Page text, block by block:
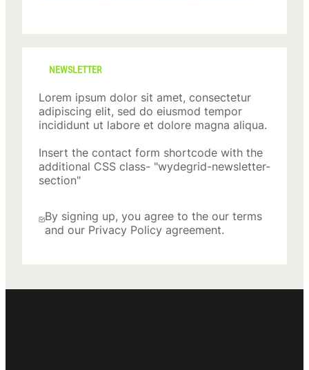
NEWSLETTER
Lorem ipsum dolor sit amet, consectetur
adipiscing elit, sed do eiusmod tempor
incididunt ut labore et dolore magna aliqua.
Insert the contact form shortcode with the
additional CSS class- "wydegrid-newsletter-
section"
By signing up, you agree to the our terms
and our Privacy Policy agreement.